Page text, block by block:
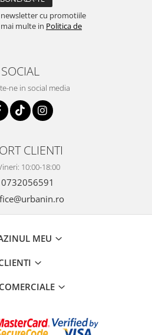
cu promotiile
multe in Politica de
SOCIAL
ne in social media
CLIENTI
10:00-18:00
0732056591
MEU